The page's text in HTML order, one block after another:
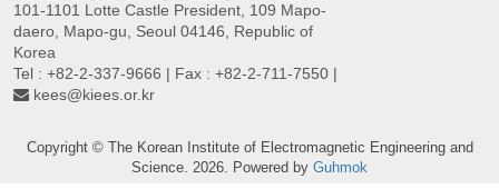
101-1101 Lotte Castle President, 109 Mapo-
daero, Mapo-gu, Seoul 04146, Republic of
Korea
Tel : +82-2-337-9666 | Fax : +82-2-711-7550 |
kees@kiees.or.kr
Copyright © The Korean Institute of Electromagnetic Engineering and
Science. 2026. Powered by Guhmok